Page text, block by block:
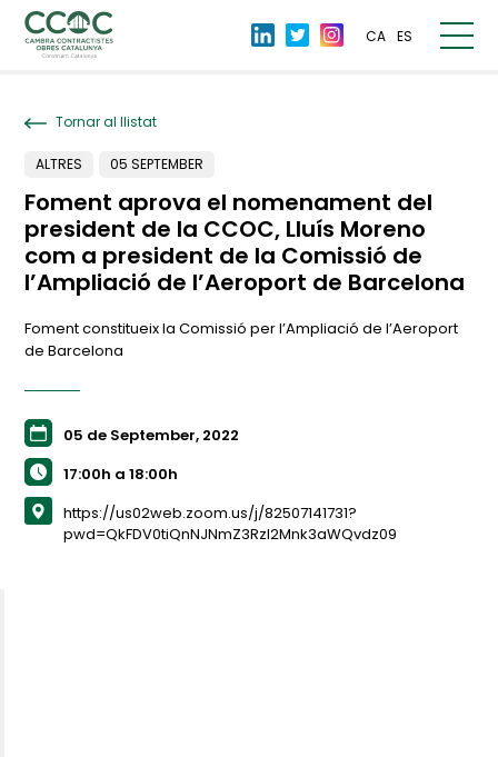
CA ES
Tornar al llistat
ALTRES 05 SEPTEMBER
Foment aprova el nomenament del
president de la CCOC, Lluís Moreno
com a president de la Comissió de
l’Ampliació de l’Aeroport de Barcelona
Foment constitueix la Comissió per l’Ampliació de l’Aeroport
de Barcelona
05 de September, 2022
17:00h a 18:00h
https://us02web.zoom.us/j/82507141731?
pwd=QkFDV0tiQnNJNmZ3Rzl2Mnk3aWQvdz09